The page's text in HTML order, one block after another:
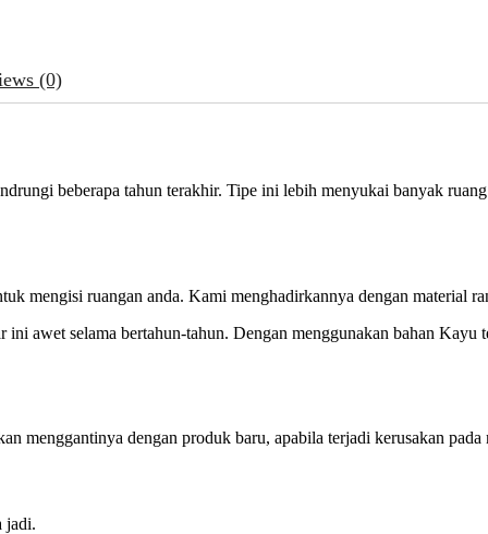
(0)
beberapa tahun terakhir. Tipe ini lebih menyukai banyak
mengisi ruangan anda. Kami menghadirkannya dengan material
awet selama bertahun-tahun. Dengan menggunakan bahan
menggantinya dengan produk baru, apabila terjadi kerusakan
jadi.